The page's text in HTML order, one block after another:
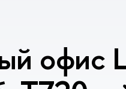
офис